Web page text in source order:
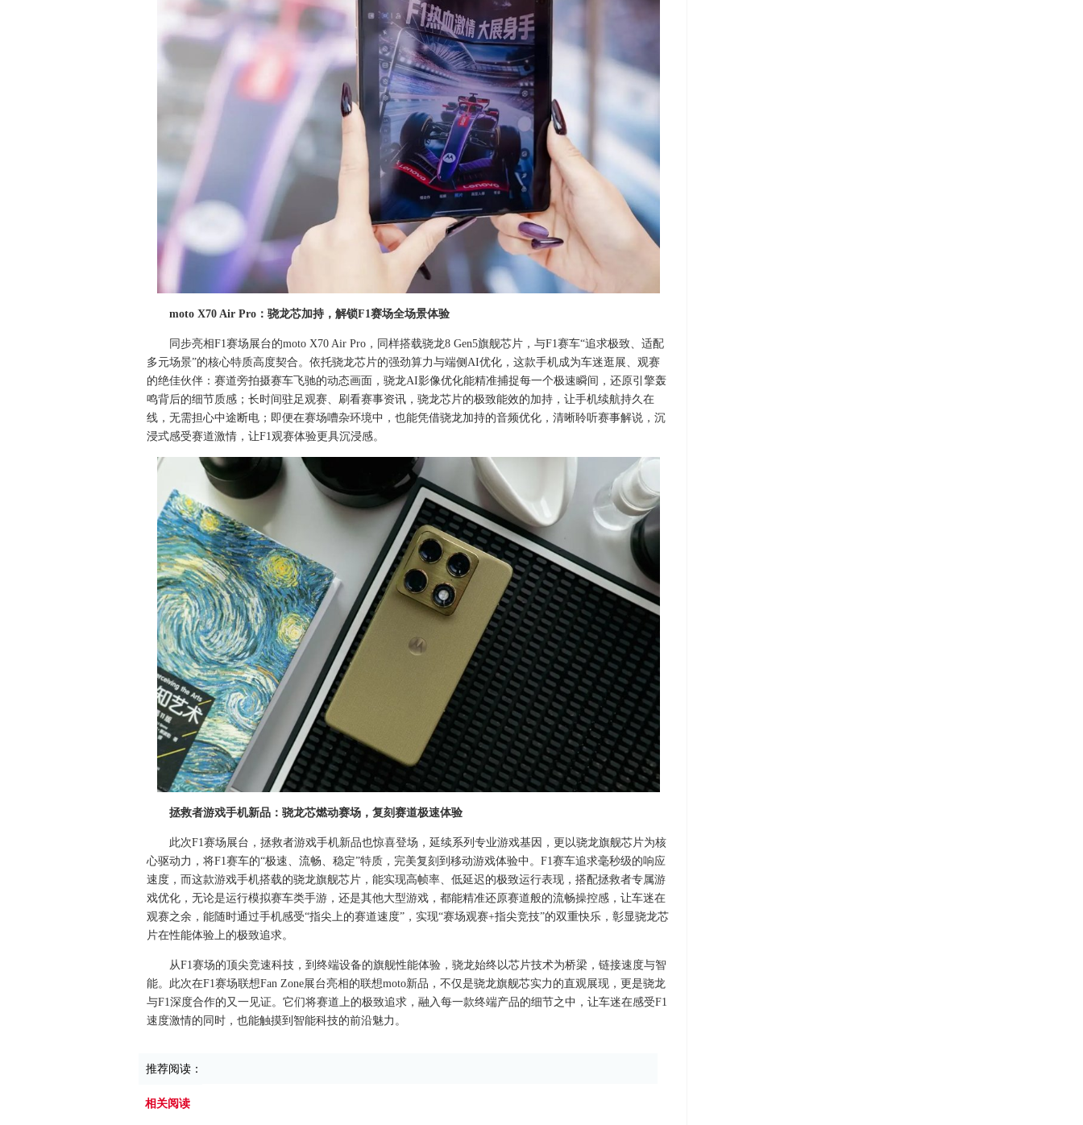
moto X70 Air Pro：骁龙芯加持，解锁F1赛场全场景体验
同步亮相F1赛场展台的moto X70 Air Pro，同样搭载骁龙8 Gen5旗舰芯片，与F1赛车“追求极致、适配
多元场景”的核心特质高度契合。依托骁龙芯片的强劲算力与端侧AI优化，这款手机成为车迷逛展、观赛
的绝佳伙伴：赛道旁拍摄赛车飞驰的动态画面，骁龙AI影像优化能精准捕捉每一个极速瞬间，还原引擎轰
鸣背后的细节质感；长时间驻足观赛、刷看赛事资讯，骁龙芯片的极致能效的加持，让手机续航持久在
线，无需担心中途断电；即便在赛场嘈杂环境中，也能凭借骁龙加持的音频优化，清晰聆听赛事解说，沉
浸式感受赛道激情，让F1观赛体验更具沉浸感。
拯救者游戏手机新品：骁龙芯燃动赛场，复刻赛道极速体验
此次F1赛场展台，拯救者游戏手机新品也惊喜登场，延续系列专业游戏基因，更以骁龙旗舰芯片为核
心驱动力，将F1赛车的“极速、流畅、稳定”特质，完美复刻到移动游戏体验中。F1赛车追求毫秒级的响应
速度，而这款游戏手机搭载的骁龙旗舰芯片，能实现高帧率、低延迟的极致运行表现，搭配拯救者专属游
戏优化，无论是运行模拟赛车类手游，还是其他大型游戏，都能精准还原赛道般的流畅操控感，让车迷在
观赛之余，能随时通过手机感受“指尖上的赛道速度”，实现“赛场观赛+指尖竞技”的双重快乐，彰显骁龙芯
片在性能体验上的极致追求。
从F1赛场的顶尖竞速科技，到终端设备的旗舰性能体验，骁龙始终以芯片技术为桥梁，链接速度与智
能。此次在F1赛场联想Fan Zone展台亮相的联想moto新品，不仅是骁龙旗舰芯实力的直观展现，更是骁龙
与F1深度合作的又一见证。它们将赛道上的极致追求，融入每一款终端产品的细节之中，让车迷在感受F1
速度激情的同时，也能触摸到智能科技的前沿魅力。
推荐阅读：
相关阅读